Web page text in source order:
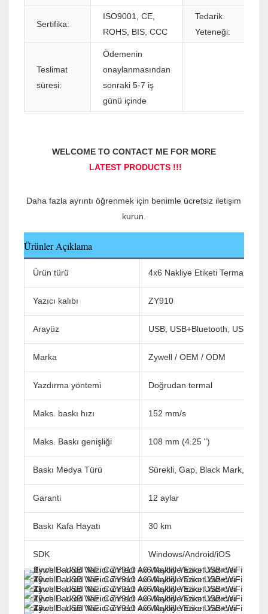
Sertifika:
ISO9001, CE,
ROHS, BIS, CCC
Tedarik
Yeteneği:
Teslimat
süresi:
Ödemenin
onaylanmasından
sonraki 5-7 iş
günü içinde
Daha fazla ayrıntı öğrenmek için benimle ücretsiz iletişim
Ürünler Açıklama
Ürün türü 4x6 Nakliye Etiketi Termal
Yazıcı kalıbı ZY910
Arayüz USB, USB+Bluetooth,
Marka Zywell / OEM / ODM
Yazdırma yöntemi Doğrudan termal
Maks. baskı hızı 152 mm/s
Maks. Baskı genişliği 108 mm (4.25 ")
Baskı Medya Türü Sürekli, Gap, Black Mark, Fan
Garanti 12 aylar
Baskı Kafa Hayatı 30 km
SDK Windows/Android/iOS